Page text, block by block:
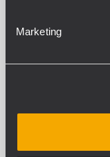
Marketing
6 compresores de
EQ de 3 bandas
ARCHIVED
CONSOLA DE MEZCLA